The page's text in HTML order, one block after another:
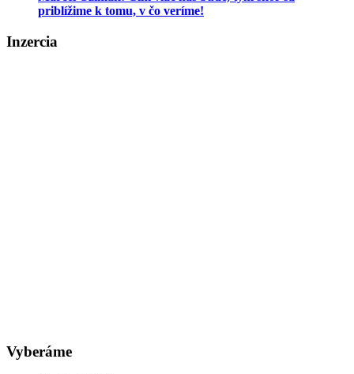
priblížime k tomu, v čo veríme!
Inzercia
Vyberáme